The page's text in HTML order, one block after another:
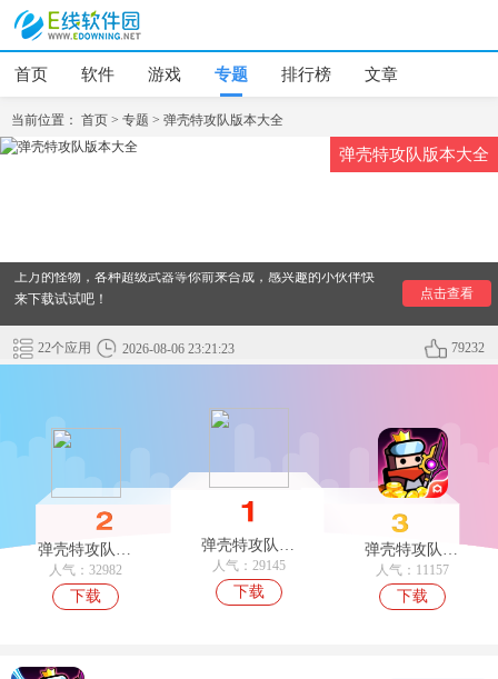
首页 软件 游戏 专题 排行榜 文章
当前位置： 首页 > 专题 > 弹壳特攻队版本大全
弹壳特攻队版本大全
上万的怪物，各种超级武器等你前来合成，感兴趣的小伙伴快
来下载试试吧！
点击查看
22个应用 2026-08-06 23:21:23 79232
弹壳特攻队最新版
人气：32982
下载
弹壳特攻队国际服
人气：29145
下载
弹壳特攻队2026官方最新版
人气：11157
下载